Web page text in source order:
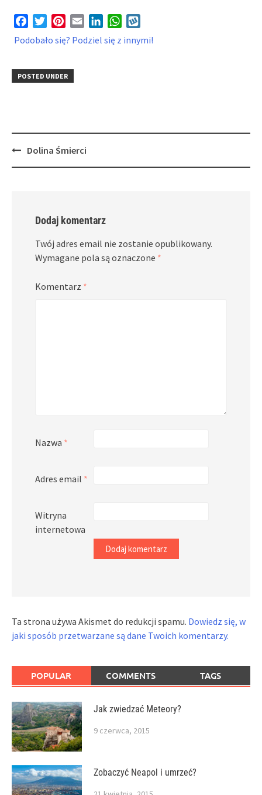
FacebookTwitterPinterest
Email LinkedInWhatsApp
Podobało się? Podziel się z innymi!
POSTED UNDER
PostDolina Śmierci
Dodaj komentarz
Twój adres email nie zostanie opublikowany.
Wymagane pola są oznaczone *
Komentarz *
Nazwa *
Adres email *
Witryna
internetowa
Ta strona używa Akismet do redukcji spamu. Dowiedz się, w
jaki sposób przetwarzane są dane Twoich komentarzy.
POPULAR COMMENTS TAGS
Jak zwiedzać Meteory?
9 czerwca, 2015
Zobaczyć Neapol i umrzeć?